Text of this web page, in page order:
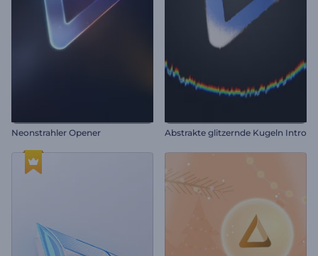
Neonstrahler Opener Abstrakte glitzernde Kugeln Intro